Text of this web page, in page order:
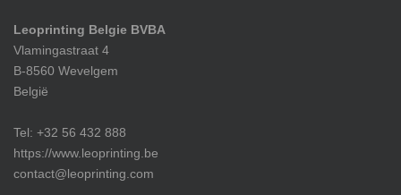
Leoprinting Belgie BVBA
Vlamingastraat 4
B-8560 Wevelgem
België
Tel: +32 56 432 888
https://www.leoprinting.be
contact@leoprinting.com